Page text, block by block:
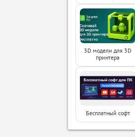
3D модели для 3D
принтера
Бесплатный софт